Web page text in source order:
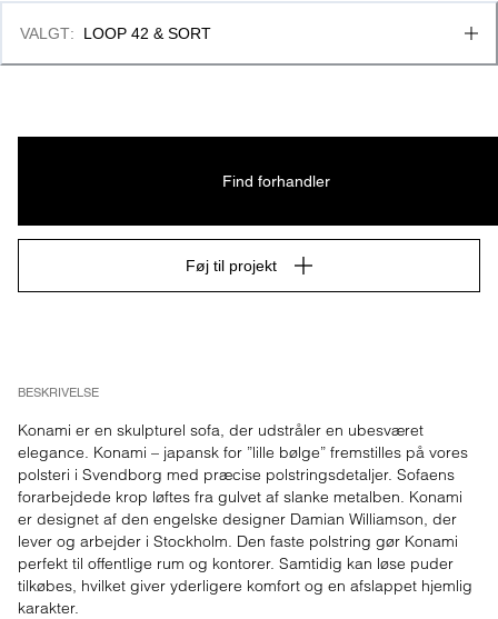
BESKRIVELSE
Konami er en skulpturel sofa, der udstråler en ubesværet
elegance. Konami – japansk for ”lille bølge” fremstilles på vores
polsteri i Svendborg med præcise polstringsdetaljer. Sofaens
forarbejdede krop løftes fra gulvet af slanke metalben. Konami
er designet af den engelske designer Damian Williamson, der
lever og arbejder i Stockholm. Den faste polstring gør Konami
perfekt til offentlige rum og kontorer. Samtidig kan løse puder
tilkøbes, hvilket giver yderligere komfort og en afslappet hjemlig
karakter.
VALGT: LOOP 42 & SORT
Find forhandler
Føj til projekt